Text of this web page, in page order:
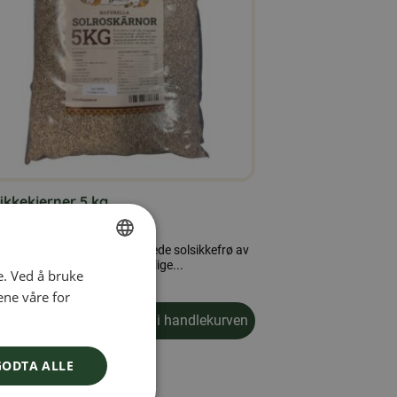
5 kg
5 kg – Naturlige, skallede solsikkefrø av
Våre naturlige...
om produkten Solsikkekjerner 5 kg
Legg i handlekurven
SWEDISH
FINNISH
NORWEGIAN
Ved å bruke
våre for
ALLE